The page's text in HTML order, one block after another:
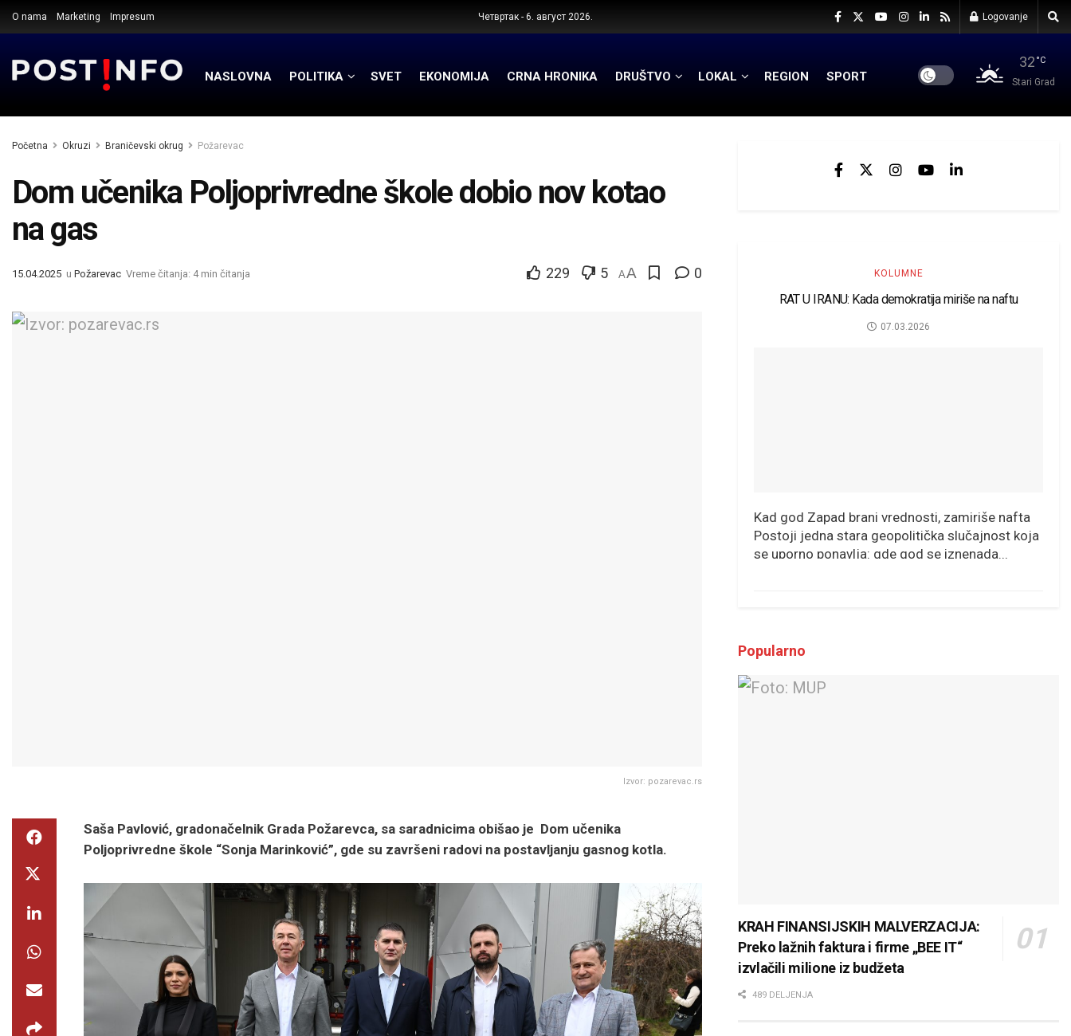
O nama Marketing Impresum Четвртак - 6. август 2026. Logovanje
NASLOVNA POLITIKA SVET EKONOMIJA CRNA HRONIKA DRUŠTVO LOKAL REGION SPORT
32 °C
Stari Grad
Početna Okruzi Braničevski okrug Požarevac
Dom učenika Poljoprivredne škole dobio nov kotao
na gas
15.04.2025 u Požarevac Vreme čitanja: 4 min čitanja 229 5 AA 0
Izvor: pozarevac.rs
Saša Pavlović, gradonačelnik Grada Požarevca, sa saradnicima obišao je Dom učenika
Poljoprivredne škole “Sonja Marinković”, gde su završeni radovi na postavljanju gasnog kotla.
KOLUMNE
RAT U IRANU: Kada demokratija miriše na naftu
07.03.2026
Kad god Zapad brani vrednosti, zamiriše nafta
Postoji jedna stara geopolitička slučajnost koja
se uporno ponavlja: gde god se iznenada...
Popularno
KRAH FINANSIJSKIH MALVERZACIJA:
Preko lažnih faktura i firme „BEE IT“
izvlačili milione iz budžeta
489 DELJENJA